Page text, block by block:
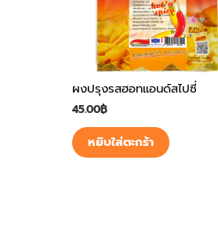
ผงปรุงรสฮอทแอนด์สไปซี่
45.00฿
หยิบใส่ตะกร้า